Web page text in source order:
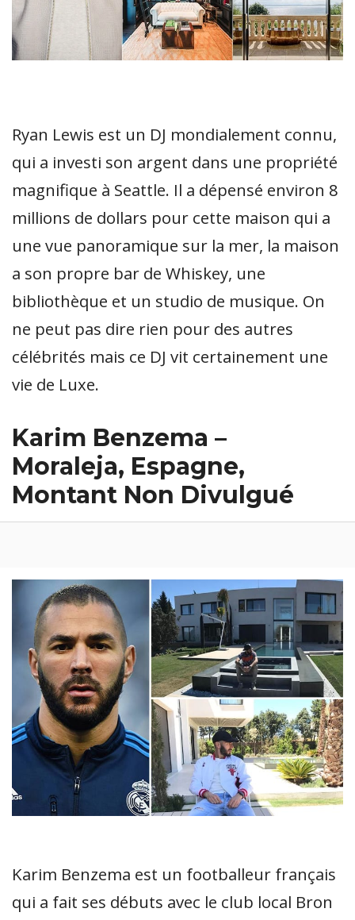
Ryan Lewis est un DJ mondialement connu,
qui a investi son argent dans une propriété
magnifique à Seattle. Il a dépensé environ 8
millions de dollars pour cette maison qui a
une vue panoramique sur la mer, la maison
a son propre bar de Whiskey, une
bibliothèque et un studio de musique. On
ne peut pas dire rien pour des autres
célébrités mais ce DJ vit certainement une
vie de Luxe.
Karim Benzema –
Moraleja, Espagne,
Montant Non Divulgué
Karim Benzema est un footballeur français
qui a fait ses débuts avec le club local Bron